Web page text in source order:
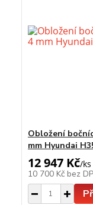
Obložení
mm Hyundai
12 947 Kč/ks
10 700 Kč bez